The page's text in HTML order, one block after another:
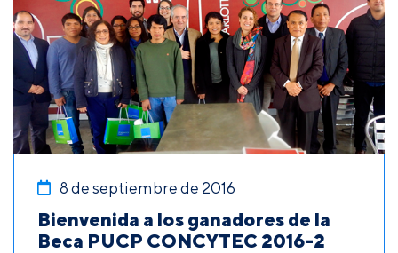
8 de septiembre de 2016
Bienvenida a los ganadores de la
Beca PUCP CONCYTEC 2016-2